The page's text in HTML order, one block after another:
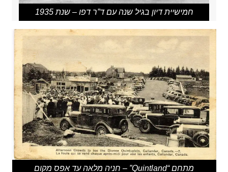
חמישיית דיון בגיל שנה עם ד”ר דפו – שנת 1935
מתחם “Quintland” – חניה מלאה עד אפס מקום